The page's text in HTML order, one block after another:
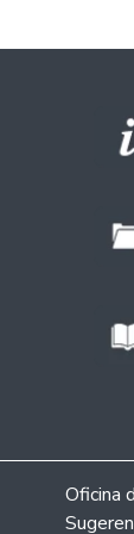
Oficina